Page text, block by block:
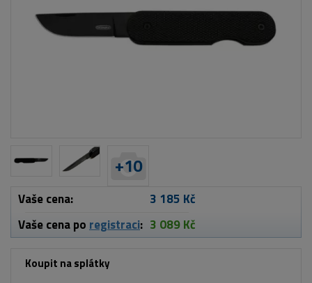
+10
Vaše cena:
3 185 Kč
Vaše cena po registraci: 3 089 Kč
Koupit na splátky